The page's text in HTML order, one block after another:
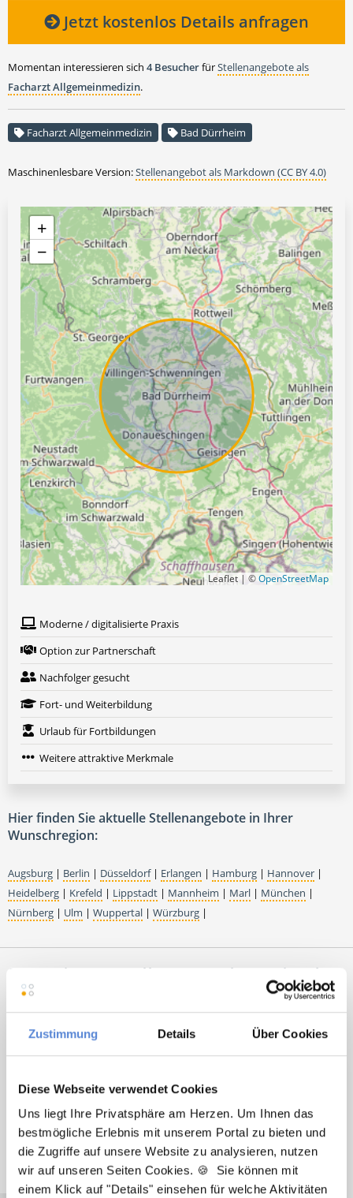
Zustimmung Details Über Cookies
Diese Webseite verwendet Cookies
Uns liegt Ihre Privatsphäre am Herzen. Um Ihnen das
bestmögliche Erlebnis mit unserem Portal zu bieten und
die Zugriffe auf unsere Website zu analysieren, nutzen
wir auf unseren Seiten Cookies. 🍪 Sie können mit
einem Klick auf "Details" einsehen für welche Aktivitäten
Jetzt kostenlos Details anfragen
Momentan interessieren sich 4 BesucherfürStellenangebote als
Facharzt Allgemeinmedizin.
Facharzt Allgemeinmedizin Bad Dürrheim
Maschinenlesbare Version:Stellenangebot als Markdown (CC BY 4.0)
+
−
Leaflet | ©OpenStreetMap
Moderne / digitalisierte Praxis
Option zur Partnerschaft
Nachfolger gesucht
Fort- und Weiterbildung
Urlaub für Fortbildungen
Weitere attraktive Merkmale
Hier finden Sie aktuelle Stellenangebote in Ihrer
Wunschregion:
Augsburg | Berlin | Düsseldorf| Erlangen | Hamburg | Hannover |
Heidelberg | Krefeld | Lippstadt | Mannheim | Marl | München |
Nürnberg | Ulm | Wuppertal | Würzburg |
Premium-Stellenangebote in der
Region Bad Dürrheim:
🌟 PREMIUM-STELLENANGEBOT 🌟
Angestellter Facharzt (m/w/d) in Vollzeit ab sofort in
Aldingen